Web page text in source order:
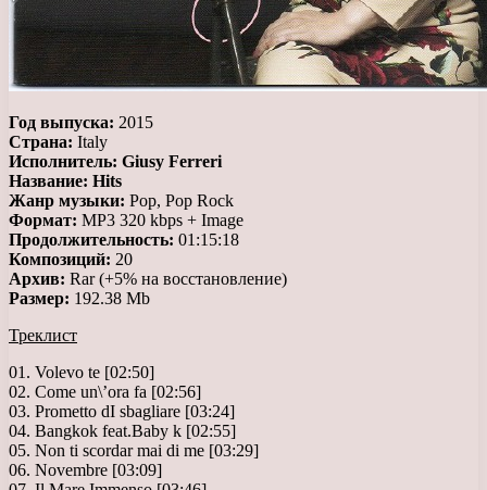
Год выпуска: 2015
Страна: Italy
Исполнитель: Giusy Ferreri
Название: Hits
Жанр музыки: Pop, Pop Rock
Формат: MP3 320 kbps + Image
Продолжительность: 01:15:18
Композиций: 20
Архив: Rar (+5% на восстановление)
Размер: 192.38 Mb
Треклист
01. Volevo te [02:50]
02. Come un\’ora fa [02:56]
03. Prometto dI sbagliare [03:24]
04. Bangkok feat.Baby k [02:55]
05. Non ti scordar mai di me [03:29]
06. Novembre [03:09]